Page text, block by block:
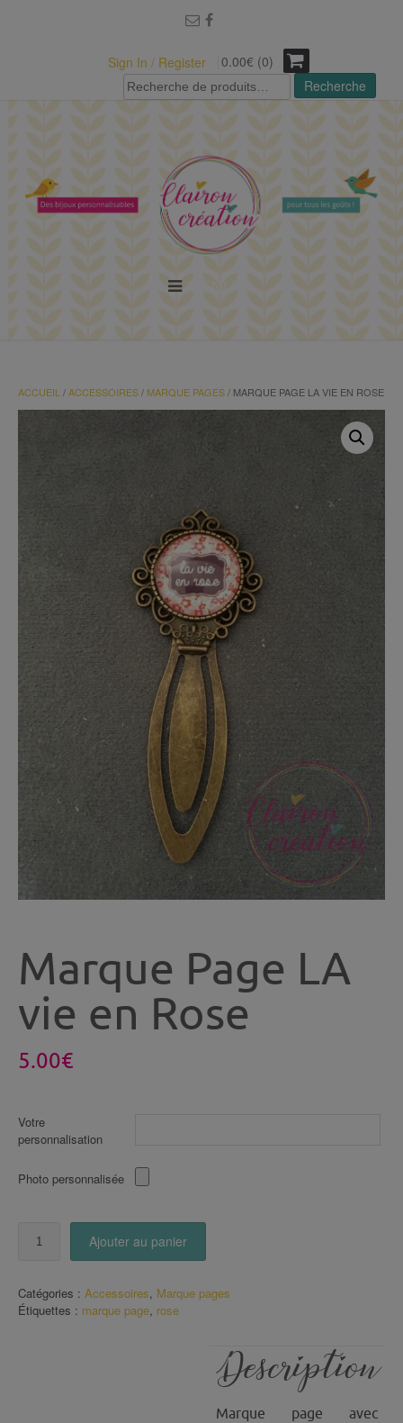
Sign In / Register
0.00€ (0)
Recherche
pour :
Recherche
ACCUEIL /ACCESSOIRES/ MARQUE PAGES/ MARQUE PAGE LA VIE EN ROSE
Marque Page LA
vie en Rose
5.00€
Votre
personnalisation
Photo personnalisée
LA
vie
Ajouter au panier
Catégories : Accessoires, Marque pages
Étiquettes : marque page, rose
Description
Marque page avec